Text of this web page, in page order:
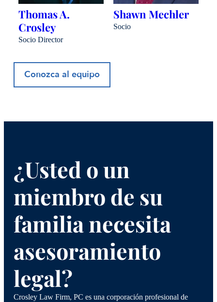
Thomas A.
Crosley
Socio Director
Shawn Mechler
Socio
Conozca al equipo
¿Usted o un
miembro de su
familia necesita
asesoramiento
legal?
Crosley Law Firm, PC es una corporación profesional de